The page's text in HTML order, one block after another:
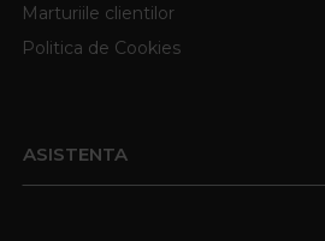
Marturiile clientilor
Politica de Cookies
ASISTENTA